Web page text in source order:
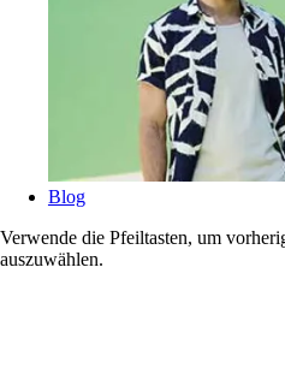
Blog
Verwende die Pfeiltasten, um
auszuwählen.